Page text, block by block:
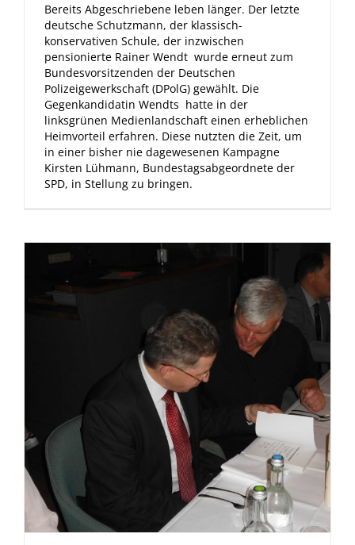
Bereits Abgeschriebene leben länger. Der letzte
deutsche Schutzmann, der klassisch-
konservativen Schule, der inzwischen
pensionierte Rainer Wendt wurde erneut zum
Bundesvorsitzenden der Deutschen
Polizeigewerkschaft (DPolG) gewählt. Die
Gegenkandidatin Wendts hatte in der
linksgrünen Medienlandschaft einen erheblichen
Heimvorteil erfahren. Diese nutzten die Zeit, um
in einer bisher nie dagewesenen Kampagne
Kirsten Lühmann, Bundestagsabgeordnete der
SPD, in Stellung zu bringen.